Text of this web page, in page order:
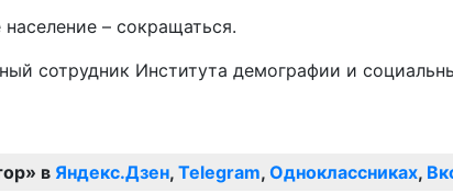
– сокращаться.
сотрудник Института демографии и
в Яндекс.Дзен, Telegram, Одноклассниках,